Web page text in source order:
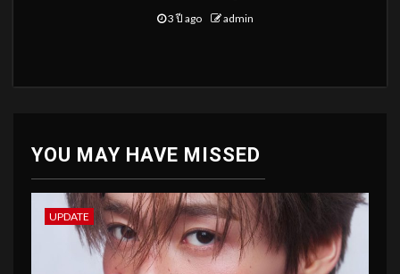
3 ปี ago admin
YOU MAY HAVE MISSED
UPDATE